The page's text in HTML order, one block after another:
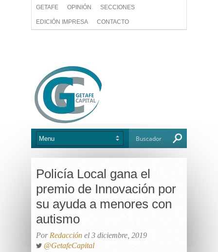
GETAFE OPINIÓN SECCIONES
EDICIÓN IMPRESA CONTACTO
Policía Local gana el
premio de Innovación por
su ayuda a menores con
autismo
Por Redacción el 3 diciembre, 2019
@GetafeCapital